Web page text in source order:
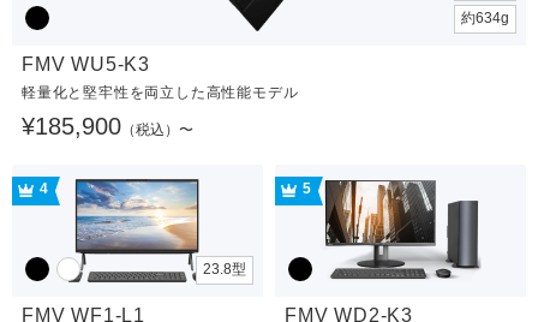
約634g
FMV WU5-K3
軽量化と堅牢性を両立した高性能モデル
¥185,900 （税込）〜
4
23.8型
FMV WF1-L1
5
FMV WD2-K3